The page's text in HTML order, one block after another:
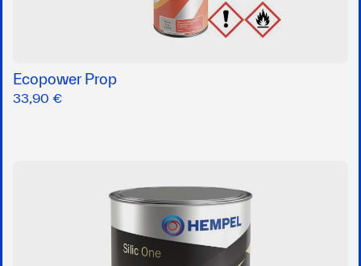
Ecopower Prop
33,90 €